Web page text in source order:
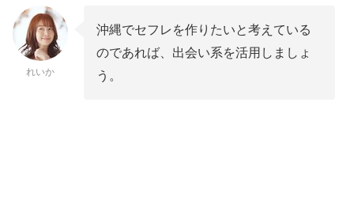
れいか
沖縄でセフレを作りたいと考えている
のであれば、出会い系を活用しましょ
う。